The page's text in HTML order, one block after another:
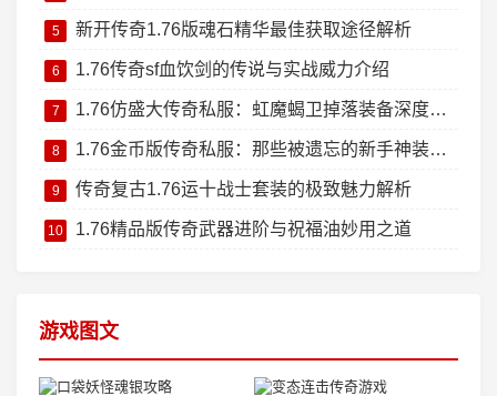
5 新开传奇1.76版魂石精华最佳获取途径解析
6 1.76传奇sf血饮剑的传说与实战威力介绍
7 1.76仿盛大传奇私服：虹魔蝎卫掉落装备深度测评
8 1.76金币版传奇私服：那些被遗忘的新手神装回忆杀
9 传奇复古1.76运十战士套装的极致魅力解析
10 1.76精品版传奇武器进阶与祝福油妙用之道
游戏图文